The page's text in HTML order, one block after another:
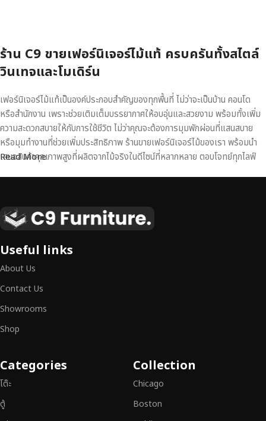
ร้าน C9 ขายเฟอร์นิเจอร์ไม้แท้ ครบครันทั้งสไตล์
วินเทจและโมเดิร์น
เฟอร์นิเจอร์ไม้แท้เป็นองค์ประกอบสำคัญของทุกพื้นที่ ไม่ว่าจะเป็นบ้าน คอนโด
หรือสำนักงาน เพราะช่วยเติมเต็มบรรยากาศให้อบอุ่นและสวยงาม พร้อมทั้งเพิ่ม
ความสะดวกสบายให้กับการใช้ชีวิต ไม่ว่าคุณจะต้องการมุมพักผ่อนที่แสนสบาย
หรือมุมทำงานที่ช่วยเพิ่มประสิทธิภาพ ร้านขายเฟอร์นิเจอร์ไม้ของเรา พร้อมนำ
เสนอสินค้าคุณภาพสูงที่ผลิตจากไม้จริงในดีไซน์ที่หลากหลาย ตอบโจทย์ทุกไลฟ์
เหนือระดับ
เฟอร์นิเจอร์ไม้ไม่ใช่เพียงของตกแต่ง แต่เป็นงานศิลปะที่สะท้อนถึงรสนิยมและ
สามารถผสานความสวยงาม ความแข็งแรง และการใช้งานที่ตอบโจทย์ทุกความ
ต้องการได้อย่างลงตัว เฟอร์นิเจอร์ทุกชิ้นของเราผลิตจากวัสดุคุณภาพสูง ผ่าน
การตรวจสอบมาตรฐานอย่างเคร่งครัด
สิก และการใช้งานที่ยาวนาน
ประกันคุณภาพและการบริการที่ดีที่สุด
Read More
Useful links
About Us
Contact Us
Showrooms
Shop
Categories
โต๊ะ
ตู้
Collection
Chicago
Boston